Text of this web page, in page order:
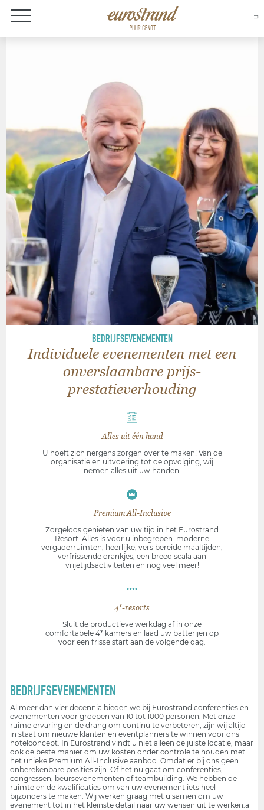
Over Eurostrand
BEDRIJFSEVENEMENTEN
Individuele evenementen met een
onverslaanbare prijs-
prestatieverhouding
Alles uit één hand
U hoeft zich nergens zorgen over te maken! Van de
organisatie en uitvoering tot de opvolging, wij
nemen alles uit uw handen.
Premium All-Inclusive
Zorgeloos genieten van uw tijd in het Eurostrand
Resort. Alles is voor u inbegrepen: moderne
vergaderruimten, heerlijke, vers bereide maaltijden,
verfrissende drankjes, een breed scala aan
vrijetijdsactiviteiten en nog veel meer!
4*-resorts
Sluit de productieve werkdag af in onze
comfortabele 4* kamers en laad uw batterijen op
voor een frisse start aan de volgende dag.
BEDRIJFSEVENEMENTEN
Al meer dan vier decennia bieden we bij Eurostrand conferenties en
evenementen voor groepen van 10 tot 1000 personen. Met onze
ruime ervaring en de drang om continu te verbeteren, zijn wij altijd
in staat om nieuwe klanten en eventplanners te winnen voor ons
hotelconcept. In Eurostrand vindt u niet alleen de juiste locatie, maar
ook de beste manier om uw kosten onder controle te houden met
het unieke Premium All-Inclusive aanbod. Omdat er bij ons geen
onberekenbare posities zijn. Of het nu gaat om conferenties,
congressen, beursevenementen of teambuilding. We hebben de
ruimte en de kwalificaties om van uw evenement iets heel
bijzonders te maken. Wij werken graag met u samen om uw
evenement tot in het kleinste detail naar uw wensen uit te werken.a